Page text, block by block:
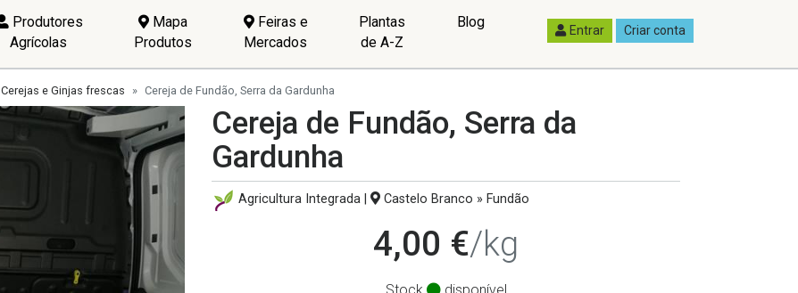
Produtores
Agrícolas
Mapa
Produtos
Feiras e
Mercados
Plantas
de A-Z
Blog Entrar Criar conta
Cerejas e Ginjas frescas Cereja de Fundão, Serra da Gardunha
Cereja de Fundão, Serra da
Gardunha
Agricultura Integrada | Castelo Branco » Fundão
4,00 €/kg